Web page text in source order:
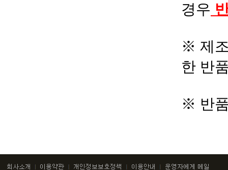
경우
※ 제
한 반
※ 반